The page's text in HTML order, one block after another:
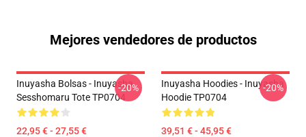
Mejores vendedores de productos
Inuyasha Bolsas - Inuyasha
Sesshomaru Tote TP0704
22,95 € - 27,55 €
-20%
Inuyasha Hoodies - Inuyasha
Hoodie TP0704
39,51 € - 45,95 €
-20%